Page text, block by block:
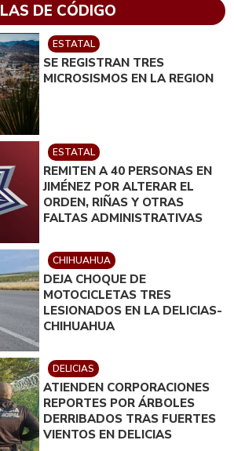
LAS DE CÓDIGO
ESTATAL
SE REGISTRAN TRES
MICROSISMOS EN LA REGION
ESTATAL
REMITEN A 40 PERSONAS EN
JIMÉNEZ POR ALTERAR EL
ORDEN, RIÑAS Y OTRAS
FALTAS ADMINISTRATIVAS
CHIHUAHUA
DEJA CHOQUE DE
MOTOCICLETAS TRES
LESIONADOS EN LA DELICIAS-
CHIHUAHUA
DELICIAS
ATIENDEN CORPORACIONES
REPORTES POR ÁRBOLES
DERRIBADOS TRAS FUERTES
VIENTOS EN DELICIAS